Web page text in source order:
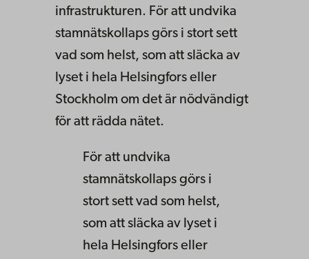
infrastrukturen. För att undvika
stamnätskollaps görs i stort sett
vad som helst, som att släcka av
lyset i hela Helsingfors eller
Stockholm om det är nödvändigt
för att rädda nätet.
För att undvika
stamnätskollaps görs i
stort sett vad som helst,
som att släcka av lyset i
hela Helsingfors eller